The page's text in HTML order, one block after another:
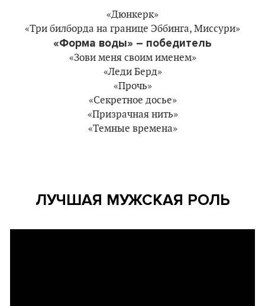
«Дюнкерк»
«Три билборда на границе Эббинга, Миссури»
«Форма воды» – победитель
«Зови меня своим именем»
«Леди Берд»
«Прочь»
«Секретное досье»
«Призрачная нить»
«Темные времена»
ЛУЧШАЯ МУЖСКАЯ РОЛЬ